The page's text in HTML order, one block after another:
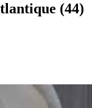
(44)